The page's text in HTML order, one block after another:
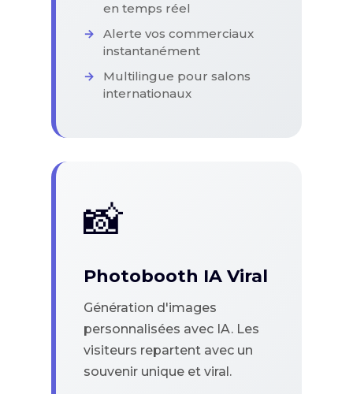
en temps réel
Alerte vos commerciaux
instantanément
Multilingue pour salons
internationaux
📸
Photobooth IA Viral
Génération d'images
personnalisées avec IA. Les
visiteurs repartent avec un
souvenir unique et viral.